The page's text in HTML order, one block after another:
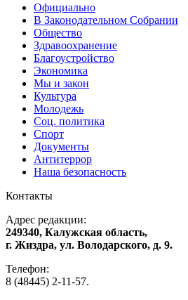
Официально
В Законодательном Собрании
Общество
Здравоохранение
Благоустройство
Экономика
Мы и закон
Культура
Молодежь
Соц. политика
Спорт
Документы
Антитеррор
Наша безопасность
Контакты
Адрес редакции:
249340, Калужская область,
г. Жиздра, ул. Володарского, д. 9.
Телефон:
8 (48445) 2-11-57.